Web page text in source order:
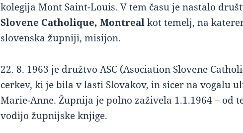
kolegija Mont Saint-Louis. V tem času je nastalo
Slovene Catholique, Montrealkot temelj, na
slovenska župniji, misijon.
22. 8. 1963 je družtvo ASC (Asociation Slovene
cerkev, ki je bila v lasti Slovakov, in sicer na vogalu
Marie-Anne. Župnija je polno zaživela 1.1.1964 – od
vodijo župnijske knjige.